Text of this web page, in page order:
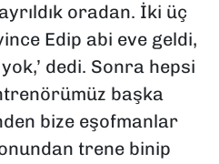
oradan. İki üç
Edip abi eve geldi,
dedi. Sonra hepsi
başka
bize eşofmanlar
trene binip